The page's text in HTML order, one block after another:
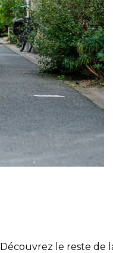
Découvrez le reste de